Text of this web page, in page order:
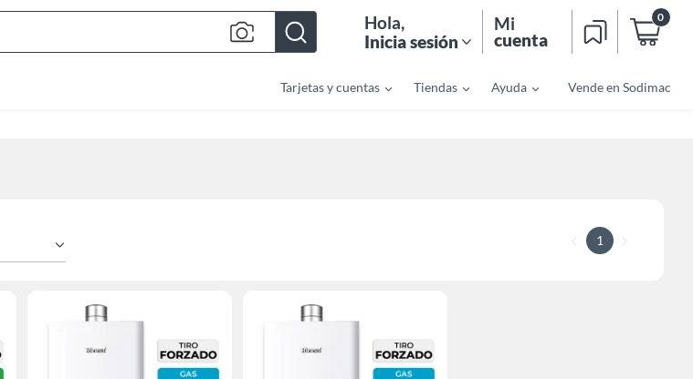
Bar
Hola,
Inicia sesión
Mi
cuenta
0
Tarjetas y cuentas Tiendas Ayuda Vende en Sodimac
1